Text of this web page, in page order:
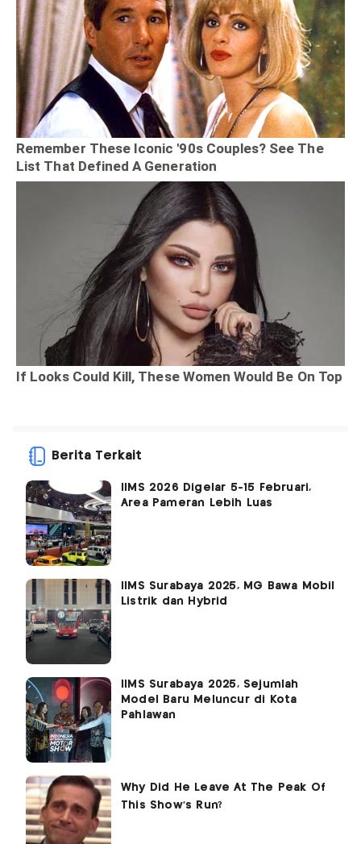
Berita Terkait
IIMS 2026 Digelar 5-15 Februari,
Area Pameran Lebih Luas
IIMS Surabaya 2025, MG Bawa Mobil
Listrik dan Hybrid
IIMS Surabaya 2025, Sejumlah
Model Baru Meluncur di Kota
Pahlawan